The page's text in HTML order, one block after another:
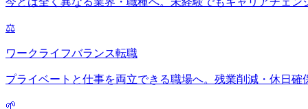
⚖️
ワークライフバランス転職
プライベートと仕事を両立できる職場へ。残業削減・休日確
🌱